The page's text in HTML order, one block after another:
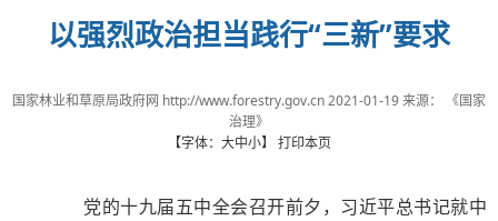
以强烈政治担当践行“三新”要求
国家林业和草原局政府网 http://www.forestry.gov.cn2021-01-19来源：
《国家
治理》
【字体： 大中小】 打印本页
党的十九届五中全会召开前夕，习近平总书记就中